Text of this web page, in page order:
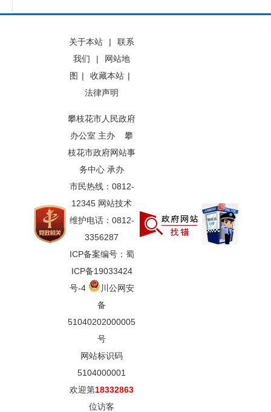
关于本站 |
联系
我们
|
网站地
图 | 收藏本站 |
法律声明
攀枝花市人民政府
办公室 主办 攀
枝花市政府网站事
务中心 承办
市民热线：0812-
12345 网站技术
维护电话：0812-
3356287
ICP备案编号：蜀
ICP备19033424
号-4
川公网安
备
51040202000005
号
网站标识码
5104000001
欢迎第18332863
位访客